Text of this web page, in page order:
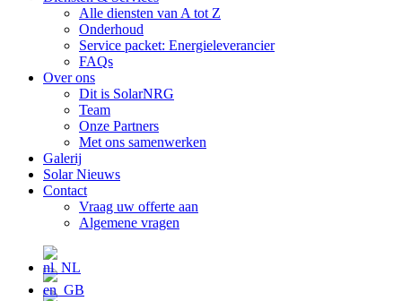
Alle diensten van A tot Z
Onderhoud
Service packet: Energieleverancier
FAQs
Over ons
Dit is SolarNRG
Team
Onze Partners
Met ons samenwerken
Galerij
Solar Nieuws
Contact
Vraag uw offerte aan
Algemene vragen